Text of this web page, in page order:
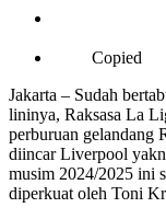
Copied
Jakarta – Sudah
lininya, Raksasa La
perburuan gelandang
diincar Liverpool
musim 2024/2025 ini
diperkuat oleh Toni